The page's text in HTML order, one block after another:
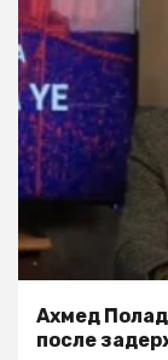
Ахмед
после